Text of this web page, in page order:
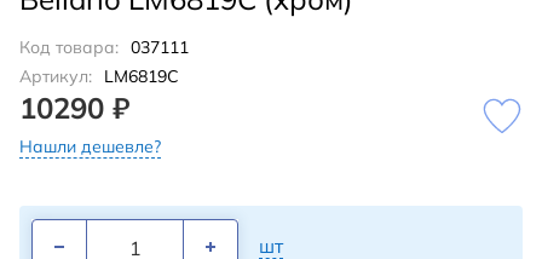
Код товара: 037111
Артикул:
LM6819C
10290 ₽
Нашли дешевле?
шт